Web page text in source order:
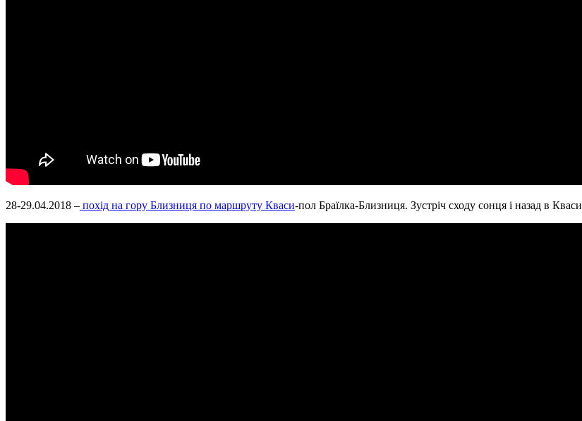
28-29.04.2018 – похід на гору Близниця по маршруту Кваси-пол Браїлка-Близниця. Зустріч сходу сонця і назад в Кваси